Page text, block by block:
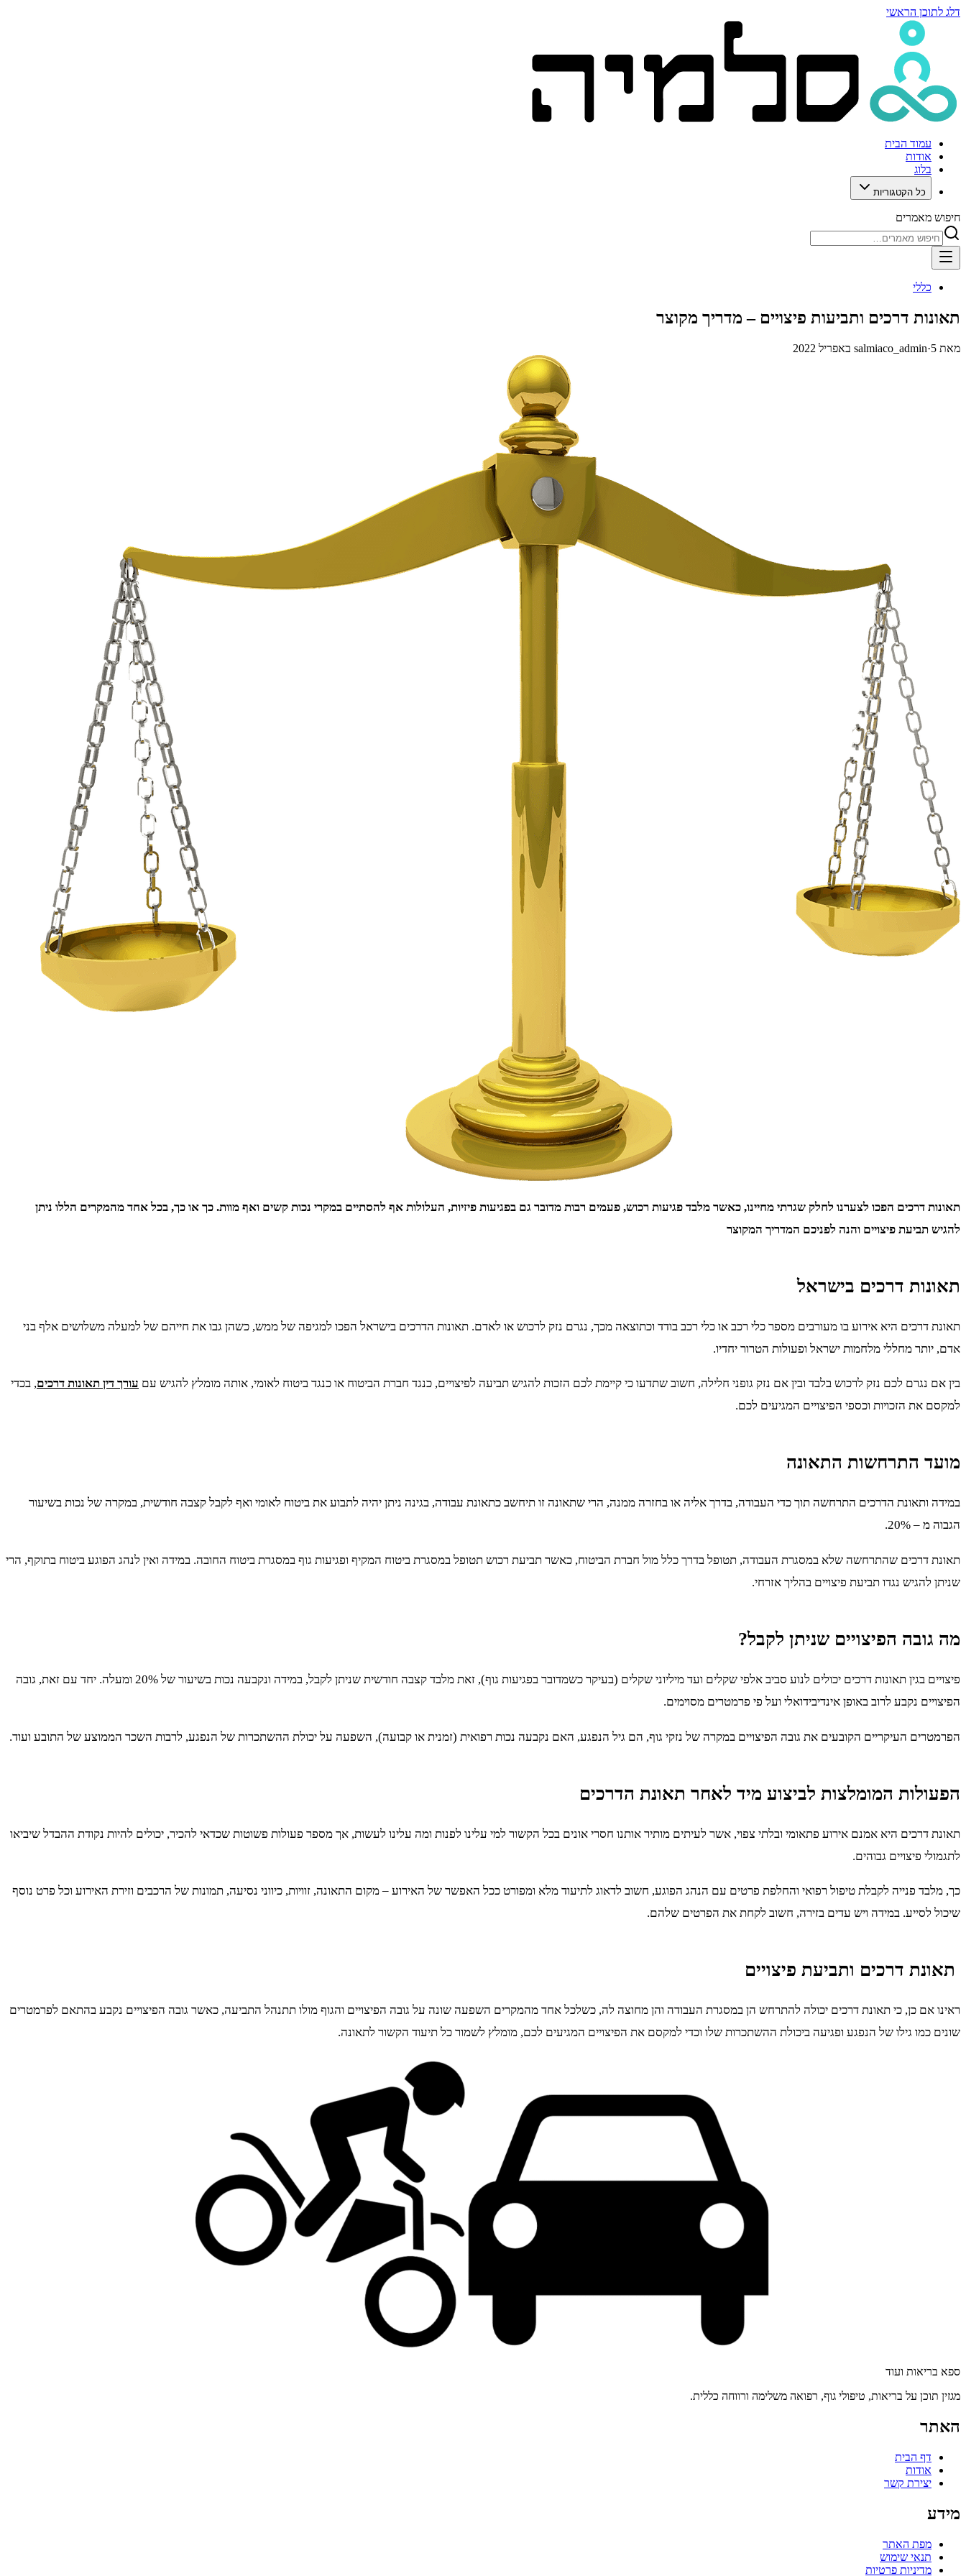
דלג לתוכן הראשי
עמוד הבית
אודות
בלוג
כל הקטגוריות
חיפוש מאמרים
כללי
תאונות דרכים ותביעות פיצויים – מדריך מקוצר
מאת salmiaco_admin·5 באפריל 2022
תאונות דרכים הפכו לצערנו לחלק שגרתי מחיינו, כאשר מלבד פגיעות רכוש, פעמים רבות מדובר גם בפגיעות פיזיות, העלולות אף להסתיים במקרי נכות קשים ואף מוות. כך או כך, בכל אחד מהמקרים הללו ניתן
להגיש תביעת פיצויים והנה לפניכם המדריך המקוצר
תאונות דרכים בישראל
תאונת דרכים היא אירוע בו מעורבים מספר כלי רכב או כלי רכב בודד וכתוצאה מכך, נגרם נזק לרכוש או לאדם. תאונות הדרכים בישראל הפכו למגיפה של ממש, כשהן גבו את חייהם של למעלה משלושים אלף בני
אדם, יותר מחללי מלחמות ישראל ופעולות הטרור יחדיו.
בין אם נגרם לכם נזק לרכוש בלבד ובין אם נזק גופני חלילה, חשוב שתדעו כי קיימת לכם הזכות להגיש תביעה לפיצויים, כנגד חברת הביטוח או כנגד ביטוח לאומי, אותה מומלץ להגיש עם עורך דין תאונות דרכים, בכדי
למקסם את הזכויות וכספי הפיצויים המגיעים לכם.
מועד התרחשות התאונה
במידה ותאונת הדרכים התרחשה תוך כדי העבודה, בדרך אליה או בחזרה ממנה, הרי שתאונה זו תיחשב כתאונת עבודה, בגינה ניתן יהיה לתבוע את ביטוח לאומי ואף לקבל קצבה חודשית, במקרה של נכות בשיעור
הגבוה מ – 20%.
תאונת דרכים שהתרחשה שלא במסגרת העבודה, תטופל בדרך כלל מול חברת הביטוח, כאשר תביעת רכוש תטופל במסגרת ביטוח המקיף ופגיעות גוף במסגרת ביטוח החובה. במידה ואין לנהג הפוגע ביטוח בתוקף, הרי
שניתן להגיש נגדו תביעת פיצויים בהליך אזרחי.
מה גובה הפיצויים שניתן לקבל?
פיצויים בגין תאונות דרכים יכולים לנוע סביב אלפי שקלים ועד מיליוני שקלים (בעיקר כשמדובר בפגיעות גוף), זאת מלבד קצבה חודשית שניתן לקבל, במידה ונקבעה נכות בשיעור של 20% ומעלה. יחד עם זאת, גובה
הפיצויים נקבע לרוב באופן אינדיבידואלי ועל פי פרמטרים מסוימים.
הפרמטרים העיקריים הקובעים את גובה הפיצויים במקרה של נזקי גוף, הם גיל הנפגע, האם נקבעה נכות רפואית (זמנית או קבועה), השפעה על יכולת ההשתכרות של הנפגע, לרבות השכר הממוצע של התובע ועוד.
הפעולות המומלצות לביצוע מיד לאחר תאונת הדרכים
תאונת דרכים היא אמנם אירוע פתאומי ובלתי צפוי, אשר לעיתים מותיר אותנו חסרי אונים בכל הקשור למי עלינו לפנות ומה עלינו לעשות, אך מספר פעולות פשוטות שכדאי להכיר, יכולים להיות נקודת ההבדל שיביאו
לתגמולי פיצויים גבוהים.
כך, מלבד פנייה לקבלת טיפול רפואי והחלפת פרטים עם הנהג הפוגע, חשוב לדאוג לתיעוד מלא ומפורט ככל האפשר של האירוע – מקום התאונה, זוויות, כיווני נסיעה, תמונות של הרכבים וזירת האירוע וכל פרט נוסף
שיכול לסייע. במידה ויש עדים בזירה, חשוב לקחת את הפרטים שלהם.
תאונת דרכים ותביעת פיצויים
ראינו אם כן, כי תאונת דרכים יכולה להתרחש הן במסגרת העבודה והן מחוצה לה, כשלכל אחד מהמקרים השפעה שונה על גובה הפיצויים והגוף מולו תתנהל התביעה, כאשר גובה הפיצויים נקבע בהתאם לפרמטרים
שונים כמו גילו של הנפגע ופגיעה ביכולת ההשתכרות שלו וכדי למקסם את הפיצויים המגיעים לכם, מומלץ לשמור כל תיעוד הקשור לתאונה.
ספא בריאות ועוד
מגזין תוכן על בריאות, טיפולי גוף, רפואה משלימה ורווחה כללית.
האתר
דף הבית
אודות
יצירת קשר
מידע
מפת האתר
תנאי שימוש
מדיניות פרטיות